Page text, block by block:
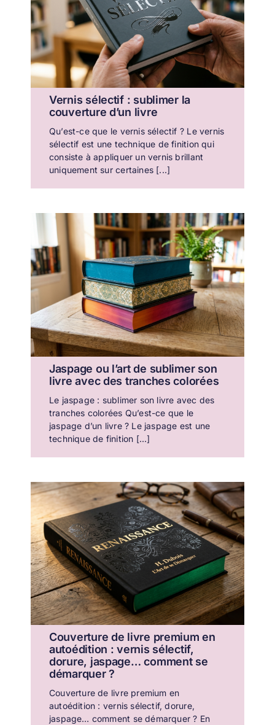
Vernis sélectif : sublimer la
couverture d’un livre
Qu’est-ce que le vernis sélectif ? Le vernis
sélectif est une technique de finition qui
consiste à appliquer un vernis brillant
uniquement sur certaines [...]
Jaspage ou l’art de sublimer son
livre avec des tranches colorées
Le jaspage : sublimer son livre avec des
tranches colorées Qu’est-ce que le
jaspage d’un livre ? Le jaspage est une
technique de finition [...]
Couverture de livre premium en
autoédition : vernis sélectif,
dorure, jaspage… comment se
démarquer ?
Couverture de livre premium en
autoédition : vernis sélectif, dorure,
jaspage… comment se démarquer ? En